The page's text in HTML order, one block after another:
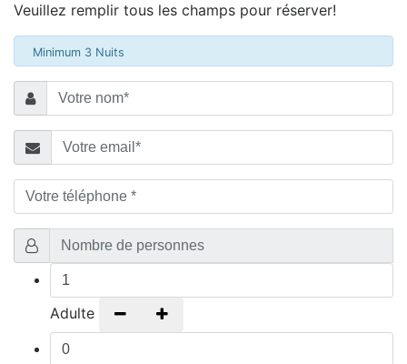
Veuillez remplir tous les champs pour réserver!
Minimum 3 Nuits
Adulte - +